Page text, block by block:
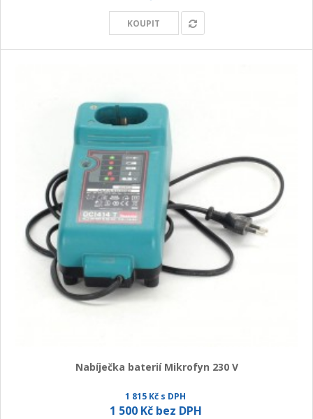
KOUPIT
Nabíječka baterií Mikrofyn 230 V
1 815 Kč s DPH
1 500 Kč bez DPH